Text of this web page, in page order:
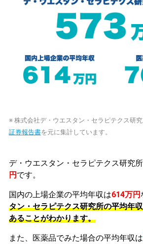
※ 株式会社デ・ウエスタン・セラピテクス研
証券報告書を元に集計しています。
デ・ウエスタン・セラピテクス研究
円 です。
国内の上場企業の平均年収は614万円
タン・セラピテクス研究所の平均年
あることがわかります。
また、医薬品でみた場合の平均年収は